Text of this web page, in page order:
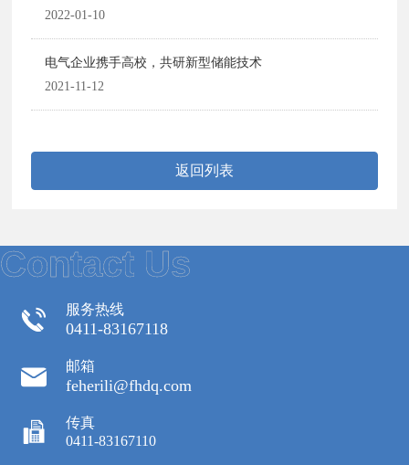
2022-01-10
电气企业携手高校，共研新型储能技术
2021-11-12
返回列表
Contact Us
服务热线
0411-83167118
邮箱
feherili@fhdq.com
传真
0411-83167110